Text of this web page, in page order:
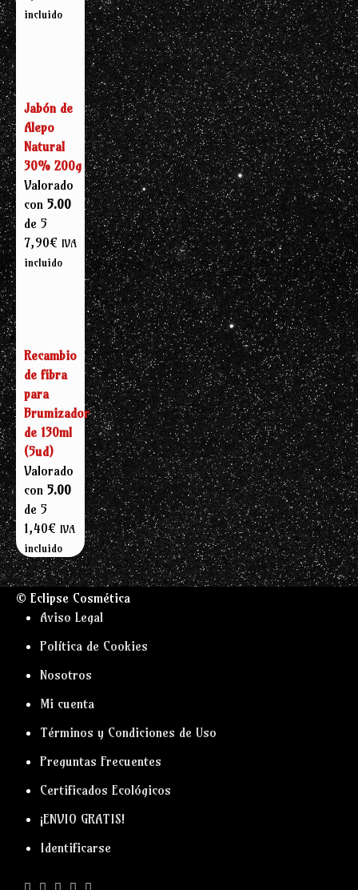
incluido
Jabón de
Alepo
Natural
30% 200g
Valorado
con 5.00
de 5
7,90€ IVA
incluido
Recambio
de fibra
para
Brumizador
de 130ml
(5ud)
Valorado
con 5.00
de 5
1,40€ IVA
incluido
© Eclipse Cosmética
Aviso Legal
Política de Cookies
Nosotros
Mi cuenta
Términos y Condiciones de Uso
Preguntas Frecuentes
Certificados Ecológicos
¡ENVIO GRATIS!
Identificarse